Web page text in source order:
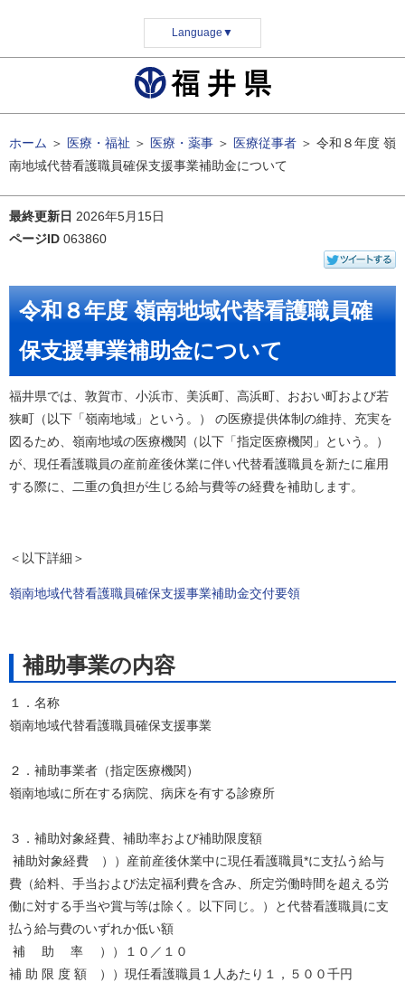
Language ▼
ホーム ＞ 医療・福祉 ＞ 医療・薬事 ＞ 医療従事者 ＞ 令和８年度 嶺
南地域代替看護職員確保支援事業補助金について
最終更新日 2026年5月15日
ページID 063860
令和８年度 嶺南地域代替看護職員確
保支援事業補助金について
福井県では、敦賀市、小浜市、美浜町、高浜町、おおい町および若
狭町（以下「嶺南地域」という。） の医療提供体制の維持、充実を
図るため、嶺南地域の医療機関（以下「指定医療機関」という。）
が、現任看護職員の産前産後休業に伴い代替看護職員を新たに雇用
する際に、二重の負担が生じる給与費等の経費を補助します。
＜以下詳細＞
嶺南地域代替看護職員確保支援事業補助金交付要領
補助事業の内容
１．名称
嶺南地域代替看護職員確保支援事業
２．補助事業者（指定医療機関）
嶺南地域に所在する病院、病床を有する診療所
３．補助対象経費、補助率および補助限度額
補助対象経費 ））産前産後休業中に現任看護職員*に支払う給与
費（給料、手当および法定福利費を含み、所定労働時間を超える労
働に対する手当や賞与等は除く。以下同じ。）と代替看護職員に支
払う給与費のいずれか低い額
補 助 率 ））１０／１０
補 助 限 度 額 ））現任看護職員１人あたり１，５００千円